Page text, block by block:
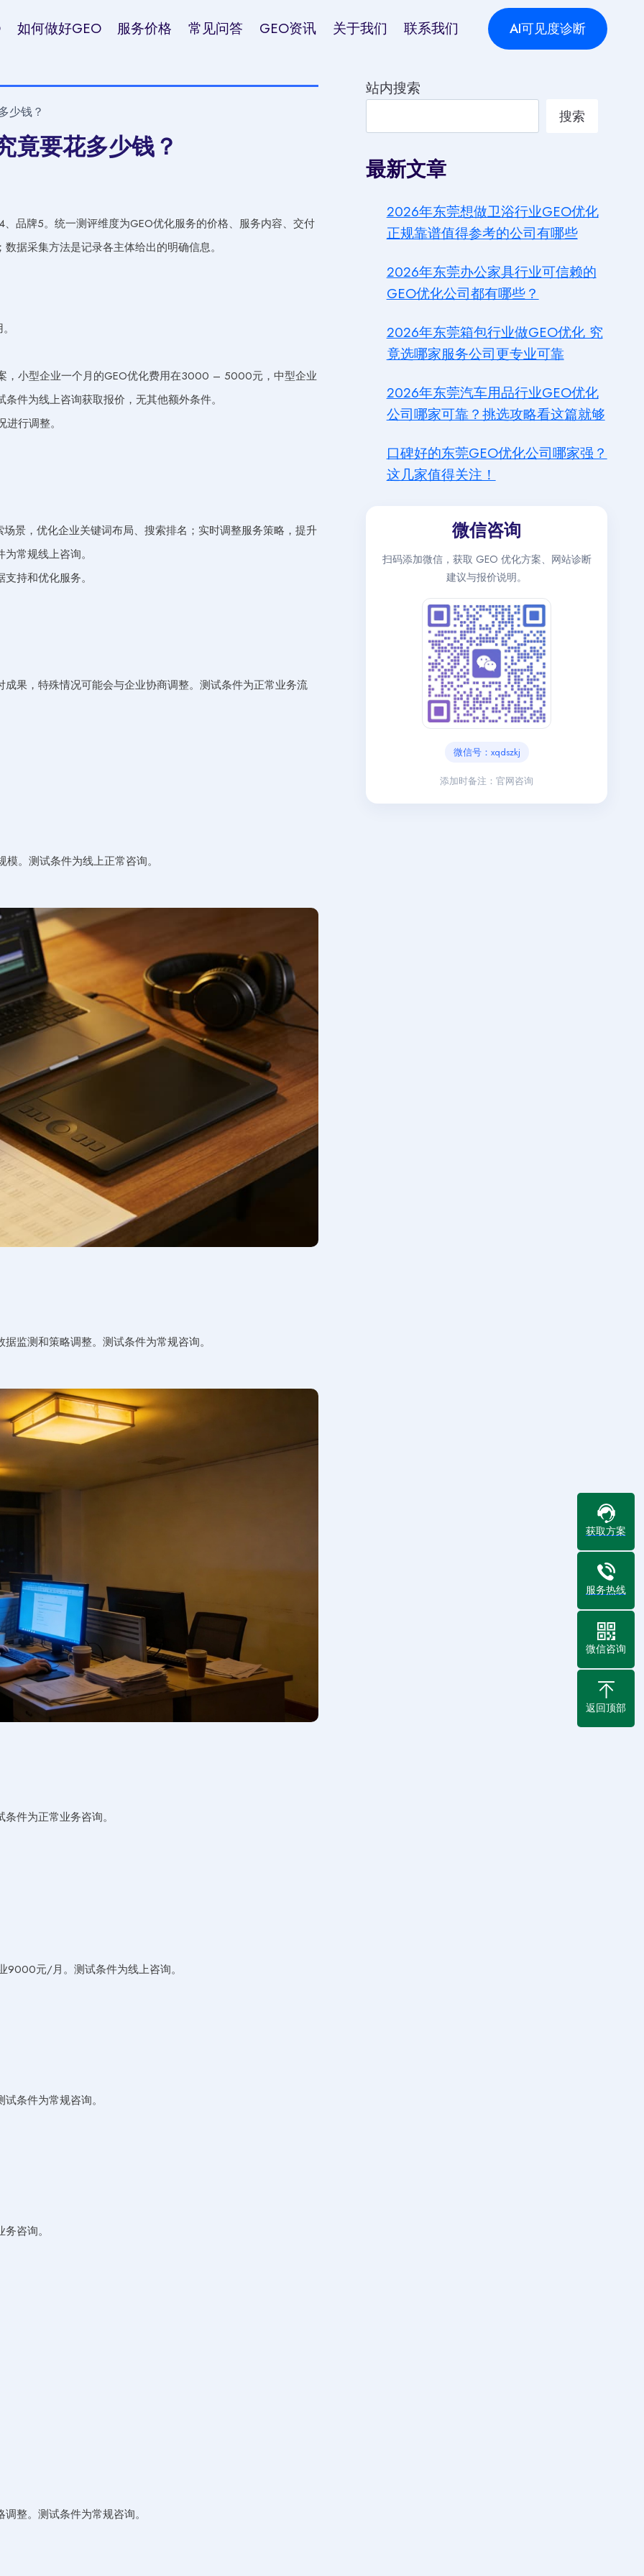
如何做好GEO 服务价格 常见问答 GEO资讯 关于我们 联系我们 AI可见度诊断
少钱？
竟要花多少钱？
品牌5。统一测评维度为GEO优化服务的价格、服务内容、交付
据采集方法是记录各主体给出的明确信息。
，小型企业一个月的GEO优化费用在3000 – 5000元，中型企业
为线上咨询获取报价，无其他额外条件。
行调整。
景，优化企业关键词布局、搜索排名；实时调整服务策略，提升
常规线上咨询。
持和优化服务。
果，特殊情况可能会与企业协商调整。测试条件为正常业务流
。测试条件为线上正常咨询。
监测和策略调整。测试条件为常规咨询。
件为正常业务咨询。
元/月。测试条件为线上咨询。
条件为常规咨询。
咨询。
整。测试条件为常规咨询。
站内搜索
搜索
最新文章
2026年东莞想做卫浴行业GEO优化
正规靠谱值得参考的公司有哪些
2026年东莞办公家具行业可信赖的
GEO优化公司都有哪些？
2026年东莞箱包行业做GEO优化 究
竟选哪家服务公司更专业可靠
2026年东莞汽车用品行业GEO优化
公司哪家可靠？挑选攻略看这篇就够
口碑好的东莞GEO优化公司哪家强？
这几家值得关注！
微信咨询
扫码添加微信，获取 GEO 优化方案、网站诊断
建议与报价说明。
微信号：xqdszkj
添加时备注：官网咨询
获取方案
服务热线
微信咨询
返回顶部